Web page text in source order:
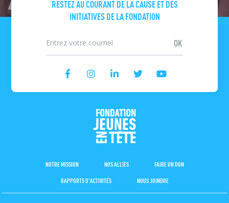
RESTEZ AU COURANT DE LA CAUSE ET DES
INITIATIVES DE LA FONDATION
NOTRE MISSION NOS ALLIÉS
FAIRE UN DON
RAPPORTS D’ACTIVITÉS
NOUS JOINDRE